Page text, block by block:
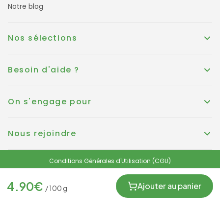
4.90€ /100 g Ajouter au panier
Notre blog
Nos sélections
Besoin d'aide ?
On s'engage pour
Nous rejoindre
Conditions Générales d'Utilisation (CGU)
Politique de CookiesMentions légales
Protection des données personnelles et RGPD
© KOUER France 2025